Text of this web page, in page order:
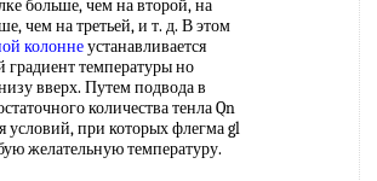
больше, чем на второй, на
чем на третьей, и т. д. В этом
колоннеустанавливается
температуры но
вверх. Путем подвода в
количества тенла Qn
условий, при которых флегма gl
желательную температуру.